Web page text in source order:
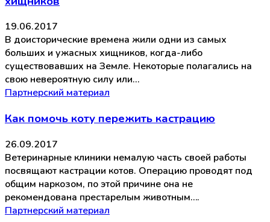
19.06.2017
В доисторические времена жили одни из самых
больших и ужасных хищников, когда-либо
существовавших на Земле. Некоторые полагались на
свою невероятную силу или…
Партнерский материал
Как помочь коту пережить кастрацию
26.09.2017
Ветеринарные клиники немалую часть своей работы
посвящают кастрации котов. Операцию проводят под
общим наркозом, по этой причине она не
рекомендована престарелым животным….
Партнерский материал